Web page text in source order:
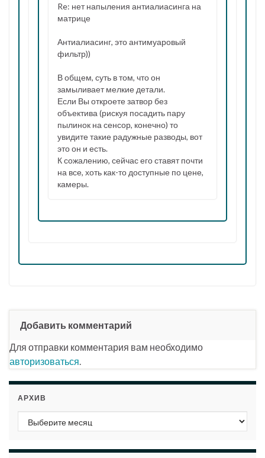
Re: нет напыления антиалиасинга на
матрице
Антиалиасинг, это антимуаровый
фильтр))
В общем, суть в том, что он
замыливает мелкие детали.
Если Вы откроете затвор без
объектива (рискуя посадить пару
пылинок на сенсор, конечно) то
увидите такие радужные разводы, вот
это он и есть.
К сожалению, сейчас его ставят почти
на все, хоть как-то доступные по цене,
камеры.
Добавить комментарий
Для отправки комментария вам необходимо
авторизоваться.
АРХИВ
Архив